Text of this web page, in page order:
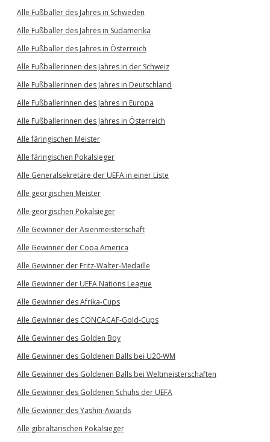
Alle Fußballer des Jahres in Schweden
Alle Fußballer des Jahres in Südamerika
Alle Fußballer des Jahres in Österreich
Alle Fußballerinnen des Jahres in der Schweiz
Alle Fußballerinnen des Jahres in Deutschland
Alle Fußballerinnen des Jahres in Europa
Alle Fußballerinnen des Jahres in Österreich
Alle färingischen Meister
Alle färingischen Pokalsieger
Alle Generalsekretäre der UEFA in einer Liste
Alle georgischen Meister
Alle georgischen Pokalsieger
Alle Gewinner der Asienmeisterschaft
Alle Gewinner der Copa America
Alle Gewinner der Fritz-Walter-Medaille
Alle Gewinner der UEFA Nations League
Alle Gewinner des Afrika-Cups
Alle Gewinner des CONCACAF-Gold-Cups
Alle Gewinner des Golden Boy
Alle Gewinner des Goldenen Balls bei U20-WM
Alle Gewinner des Goldenen Balls bei Weltmeisterschaften
Alle Gewinner des Goldenen Schuhs der UEFA
Alle Gewinner des Yashin-Awards
Alle gibraltarischen Pokalsieger